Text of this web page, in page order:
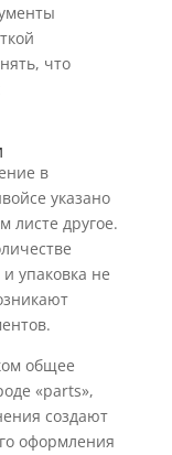
что
в
указано
листе другое.
упаковка не
общее
«parts»,
создают
оформления